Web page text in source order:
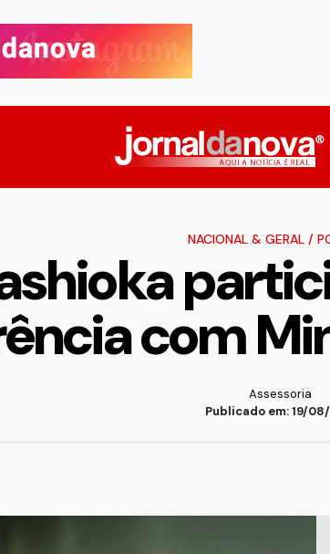
NACIONAL & GERAL /
com
Assessoria
Publicado em: 19/08/